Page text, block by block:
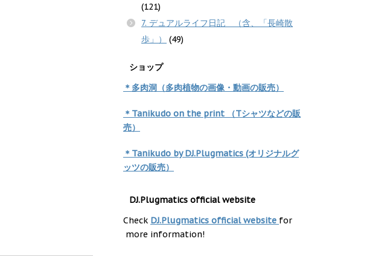
(121)
7. デュアルライフ日記 （含、「長崎散
歩」）
(49)
ショップ
＊多肉洞（多肉植物の画像・動画の販売）
＊Tanikudo on the print （Tシャツなどの販
売）
＊Tanikudo by DJ.Plugmatics (オリジナルグ
ッツの販売）
DJ.Plugmatics official website
Check DJ.Plugmatics official website for
more information!